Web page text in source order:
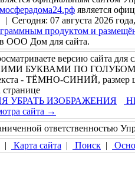
является
| Сегодня: 07 августа 2026
продуктом и
в ООО Дом для сайта.
версию сайта для
БУКВАМИ ПО
- ТЁМНО-СИНИЙ,
УБРАТЬ ИЗОБРАЖЕНИЯ
сайта →
ответственностью
| Карта сайта | Поиск |